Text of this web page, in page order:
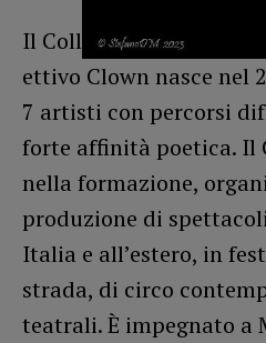
Il Coll
ettivo Clown nasce nel
7 artisti con percorsi
forte affinità poetica. Il
nella formazione,
produzione di
Italia e all’estero, in
strada, di circo
teatrali. È impegnato a